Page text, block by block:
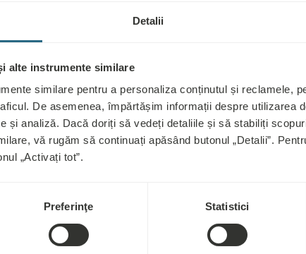
Detalii
alte instrumente similare
similare pentru a personaliza conținutul și reclamele,
De asemenea, împărtășim informații despre utilizarea
și analiză. Dacă doriți să vedeți detaliile și să stabiliți
vă rugăm să continuați apăsând butonul „Detalii”.
„Activați tot”.
Preferinţe Statistici
INCLUSIV INDICAȚII ȘI
lungi sau pantaloni subțiri, în funcție de aplicatorul
elastic.